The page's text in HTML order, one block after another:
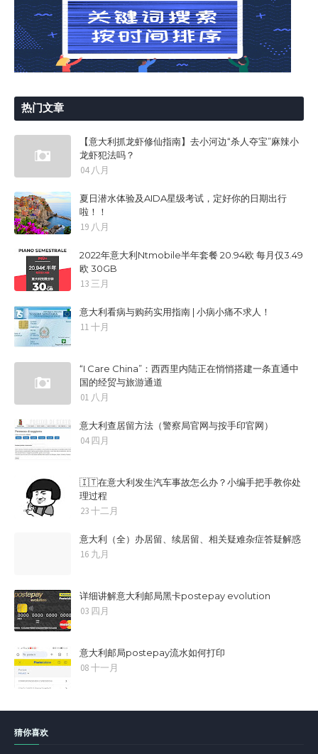
热门文章
【意大利抓龙虾修仙指南】去小河边“杀人夺宝”麻辣小
龙虾犯法吗？
04 八月
夏日潜水体验及AIDA星级考试，定好你的日期出行
啦！！
19 八月
2022年意大利Ntmobile半年套餐 20.94欧 每月仅3.49
欧 30GB
13 三月
意大利看病与购药实用指南 | 小病小痛不求人！
11 十月
“I Care China”：西西里内陆正在悄悄搭建一条直通中
国的经贸与旅游通道
01 八月
意大利查居留方法（警察局官网与按手印官网）
04 四月
🇮🇹在意大利发生汽车事故怎么办？小编手把手教你处
理过程
23 十二月
意大利（全）办居留、续居留、相关疑难杂症答疑解惑
16 九月
详细讲解意大利邮局黑卡postepay evolution
03 四月
意大利邮局postepay流水如何打印
08 十一月
猜你喜欢